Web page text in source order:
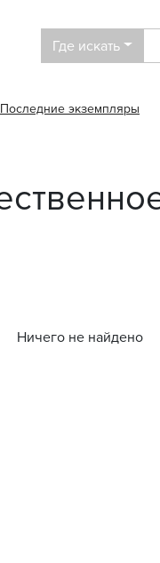
Где искать
Последние экземпляры
Ничего не найдено